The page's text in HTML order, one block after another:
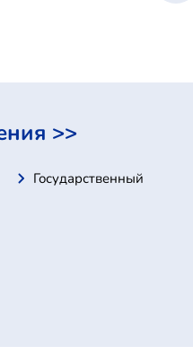
>>
Государственный